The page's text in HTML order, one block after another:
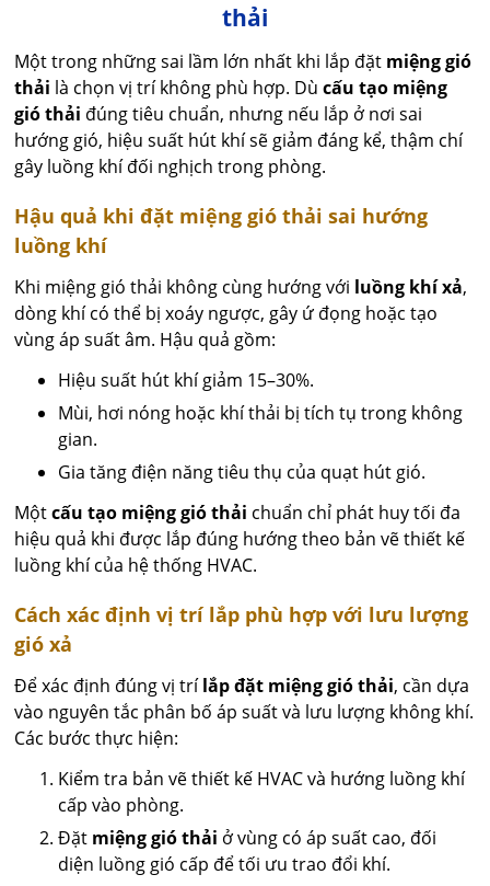
thải
Một trong những sai lầm lớn nhất khi lắp đặt miệng gió
thải là chọn vị trí không phù hợp. Dùcấu tạo miệng
gió thải đúng tiêu chuẩn, nhưng nếu lắp ở nơi sai
hướng gió, hiệu suất hút khí sẽ giảm đáng kể, thậm chí
gây luồng khí đối nghịch trong phòng.
Hậu quả khi đặt miệng gió thải sai hướng
luồng khí
Khi miệng gió thải không cùng hướng với luồng khí xả,
dòng khí có thể bị xoáy ngược, gây ứ đọng hoặc tạo
vùng áp suất âm. Hậu quả gồm:
Hiệu suất hút khí giảm 15–30%.
Mùi, hơi nóng hoặc khí thải bị tích tụ trong không
gian.
Gia tăng điện năng tiêu thụ của quạt hút gió.
Mộtcấu tạo miệng gió thải chuẩn chỉ phát huy tối đa
hiệu quả khi được lắp đúng hướng theo bản vẽ thiết kế
luồng khí của hệ thống HVAC.
Cách xác định vị trí lắp phù hợp với lưu lượng
gió xả
Để xác định đúng vị trílắp đặt miệng gió thải, cần dựa
vào nguyên tắc phân bố áp suất và lưu lượng không khí.
Các bước thực hiện:
Kiểm tra bản vẽ thiết kế HVAC và hướng luồng khí
cấp vào phòng.
Đặt miệng gió thải ở vùng có áp suất cao, đối
diện luồng gió cấp để tối ưu trao đổi khí.